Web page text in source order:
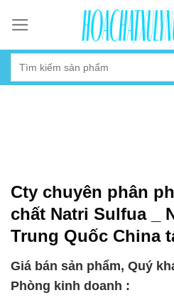
content
Cty chuyên phân
chất Natri Sulfua _
Trung Quốc China
Giá bán sản phẩm, Quý
Phòng kinh doanh :